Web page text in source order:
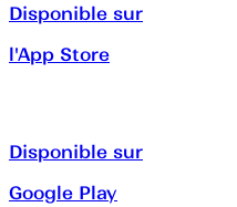
Disponible sur
l'App Store
Disponible sur
Google Play